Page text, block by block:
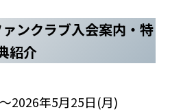
ンクラブ入会案内・特
紹介
2026年5月25日(月)